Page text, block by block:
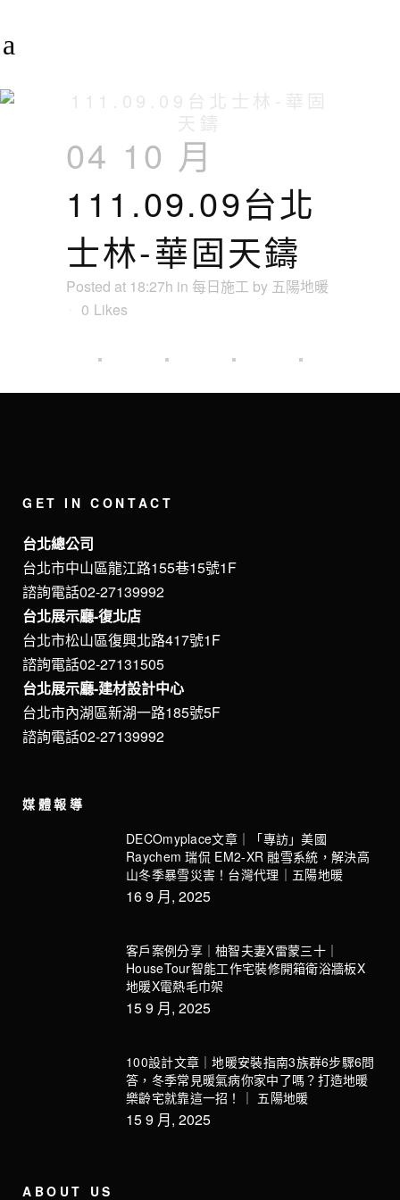
04 10 月
111.09.09台北
士林-華固天鑄
Posted at 18:27h in 每日施工 by 五陽地暖
0 Likes
GET IN CONTACT
台北總公司
台北市中山區龍江路155巷15號1F
諮詢電話02-27139992
台北展示廳-復北店
台北市松山區復興北路417號1F
諮詢電話02-27131505
台北展示廳-建材設計中心
台北市內湖區新湖一路185號5F
諮詢電話02-27139992
媒體報導
DECOmyplace文章｜「專訪」美國
Raychem 瑞侃 EM2-XR 融雪系統，解決高
山冬季暴雪災害！台灣代理｜五陽地暖
16 9 月, 2025
客戶案例分享｜柚智夫妻X雷蒙三十｜
HouseTour智能工作宅裝修開箱衛浴牆板X
地暖X電熱毛巾架
15 9 月, 2025
100設計文章｜地暖安裝指南3族群6步驟6問
答，冬季常見暖氣病你家中了嗎？打造地暖
樂齡宅就靠這一招！｜ 五陽地暖
15 9 月, 2025
ABOUT US